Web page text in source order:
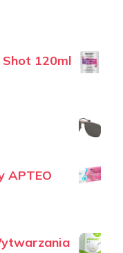
120ml
APTEO